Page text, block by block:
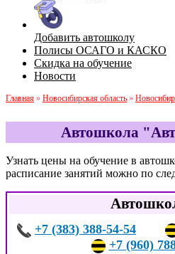
Добавить автошколу
Полисы ОСАГО и КАСКО
Скидка на обучение
Новости
Главная » Новосибирская область »
Автошкола
Узнать цены на обучение в
расписание занятий можно по
+7 (383) 388-54-54
+7 (960)